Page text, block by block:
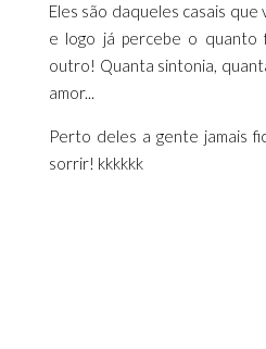
Eles são daqueles casais
e logo já percebe o quanto
outro! Quanta sintonia,
amor...
Perto deles a gente jamais
sorrir! kkkkkk